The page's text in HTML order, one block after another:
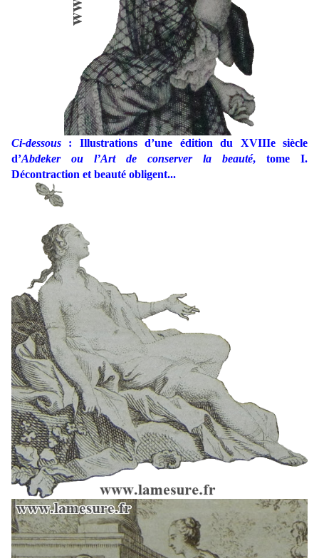
Ci-dessous : Illustrations d’une édition du XVIIIe siècle
d’Abdeker ou l’Art de conserver la beauté, tome I.
Décontraction et beauté obligent...